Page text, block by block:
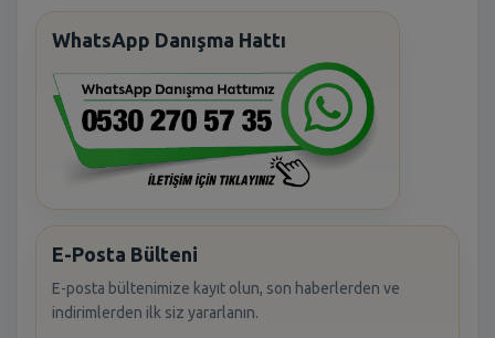
WhatsApp Danışma Hattı
E-Posta Bülteni
E-posta bültenimize kayıt olun, son haberlerden ve
indirimlerden ilk siz yararlanın.